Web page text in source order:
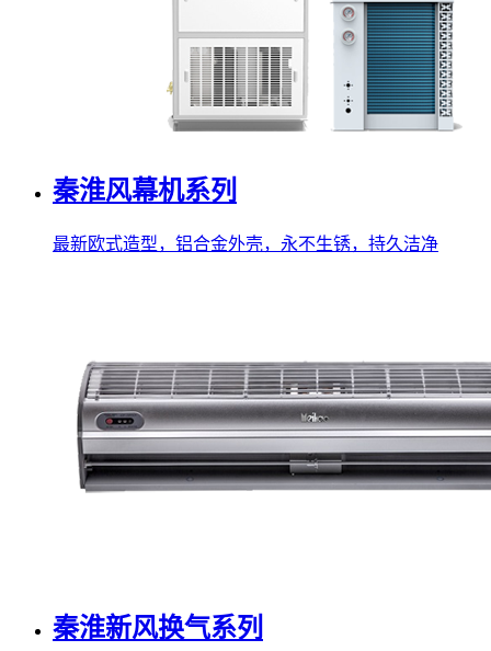
秦淮风幕机系列
最新欧式造型，铝合金外壳，永不生锈，持久洁净
秦淮新风换气系列